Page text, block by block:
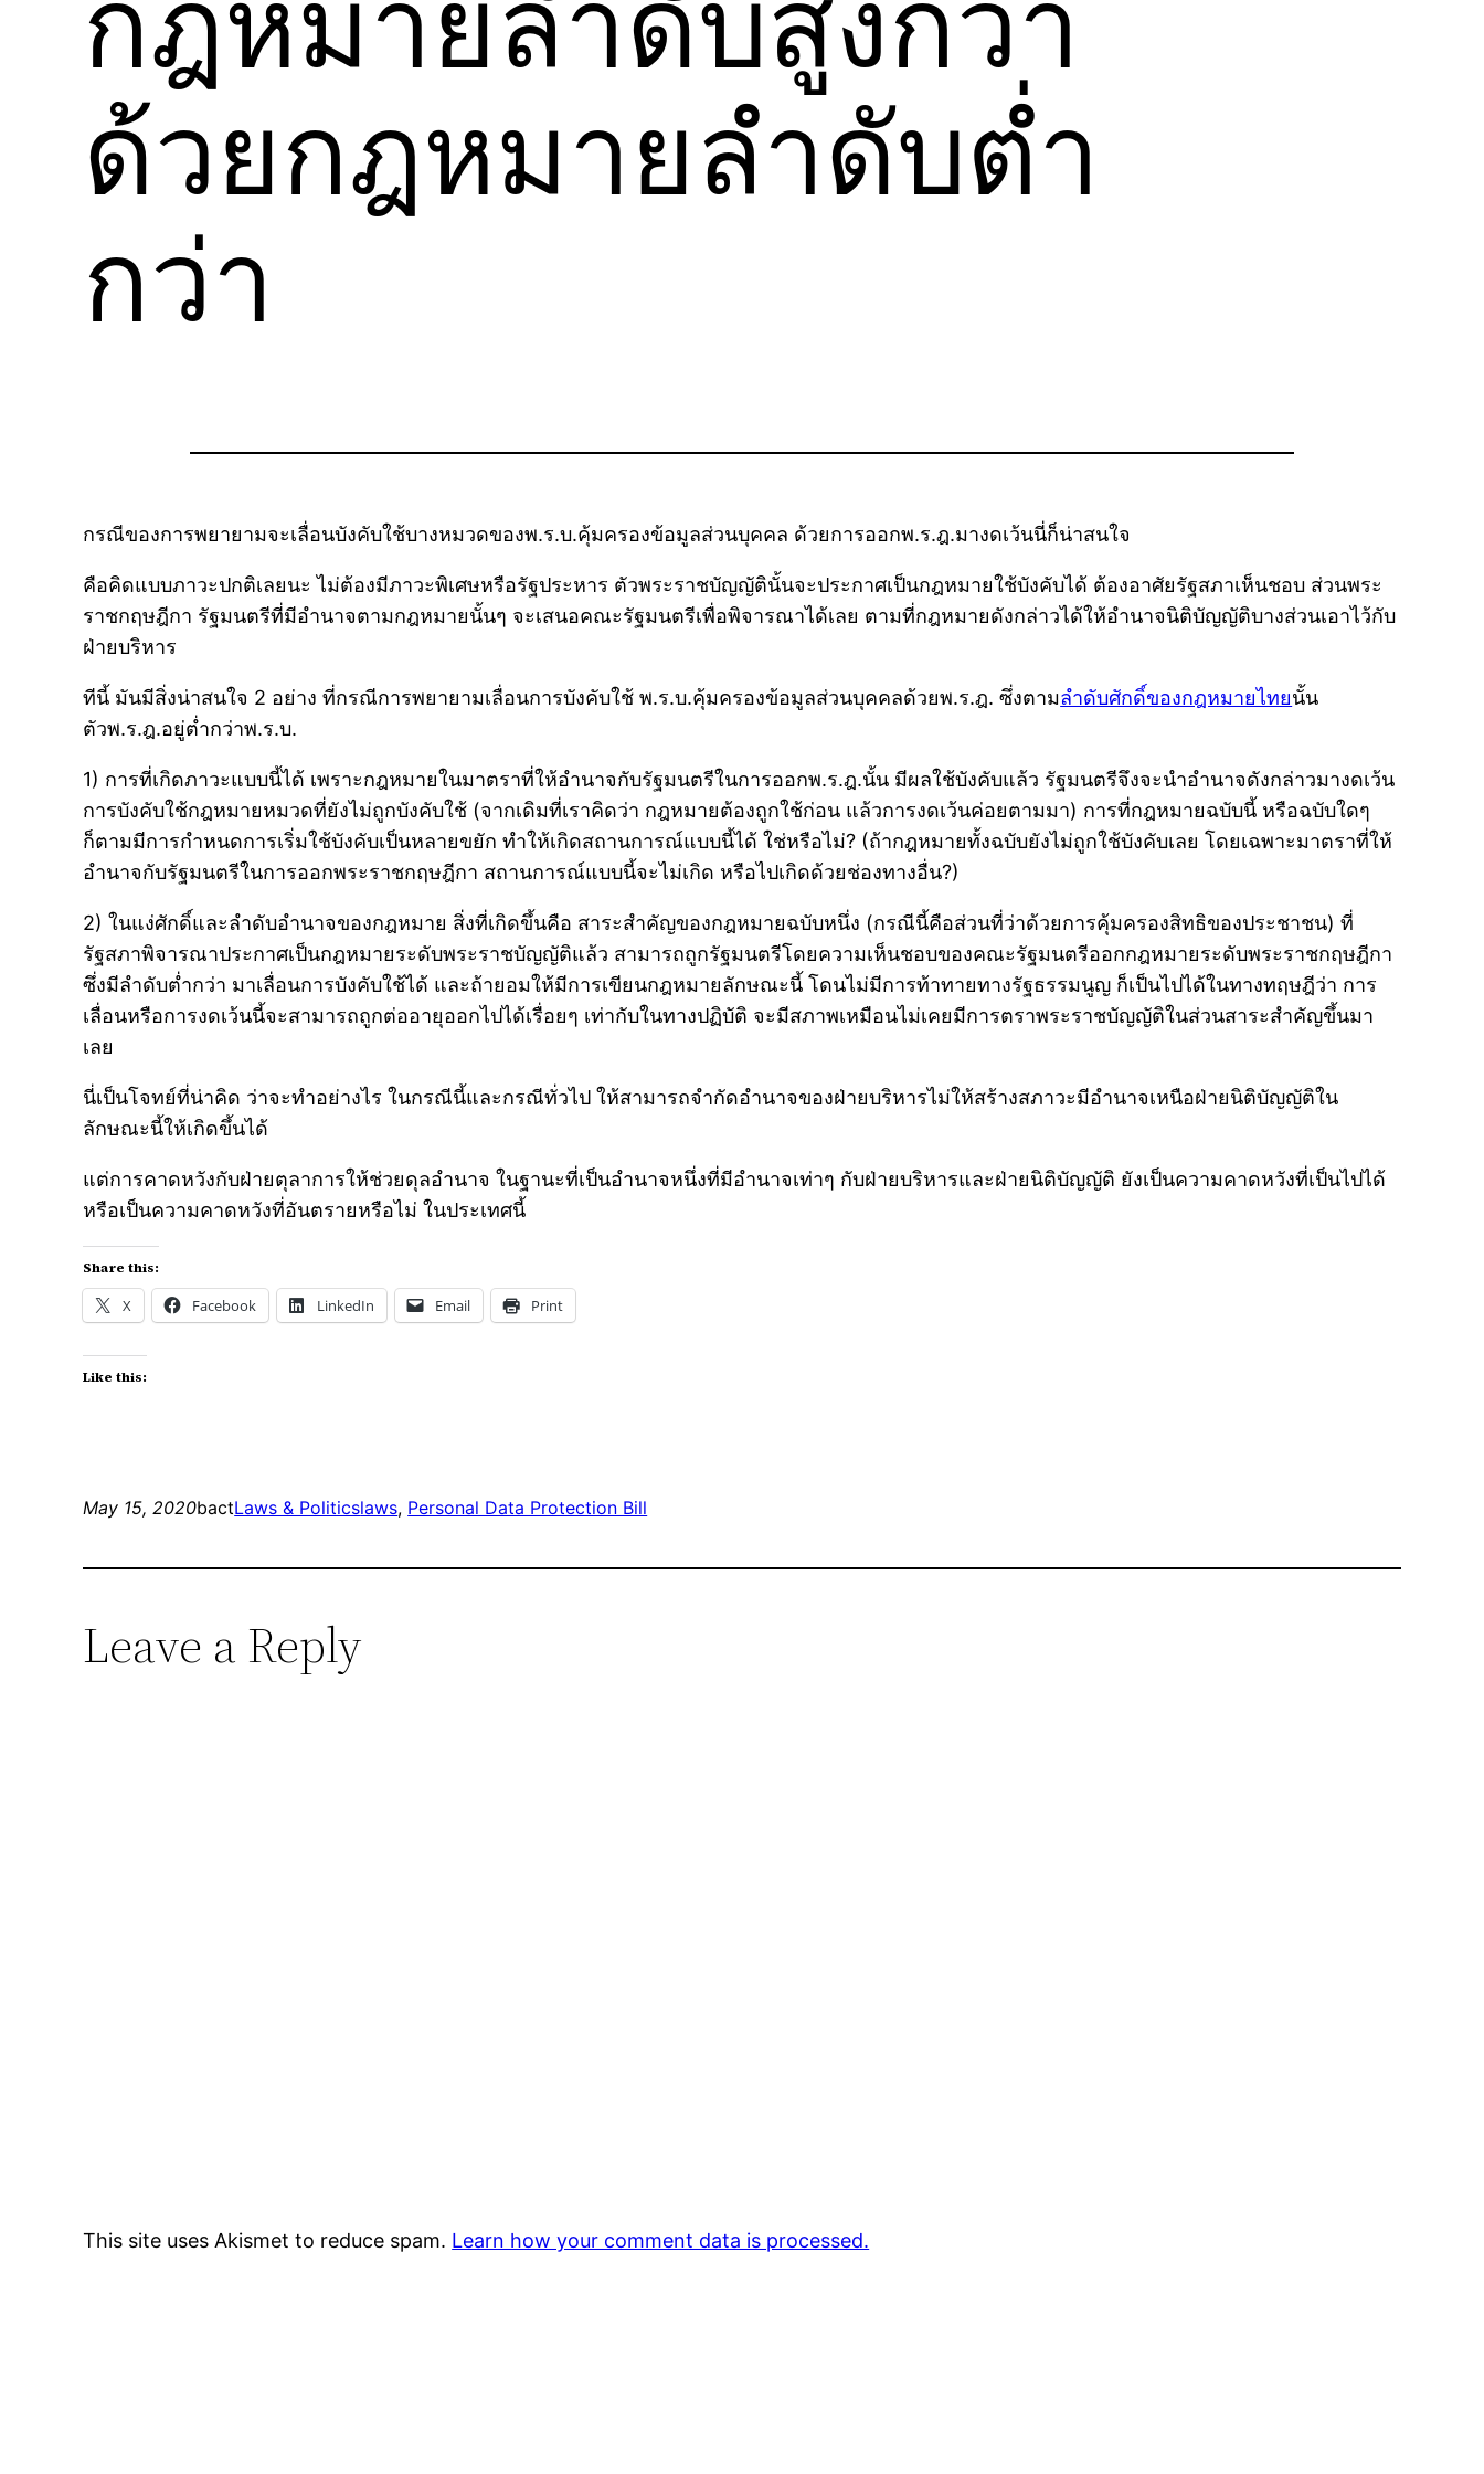
ด้วยกฎหมายลำดับต่ำ
กว่า
กรณีของการพยายามจะเลื่อนบังคับใช้บางหมวดของพ.ร.บ.คุ้มครองข้อมูลส่วนบุคคล ด้วยการออกพ.ร.ฎ.มางดเว้นนี่ก็น่าสนใจ
คือคิดแบบภาวะปกติเลยนะ ไม่ต้องมีภาวะพิเศษหรือรัฐประหาร ตัวพระราชบัญญัตินั้นจะประกาศเป็นกฎหมายใช้บังคับได้ ต้องอาศัยรัฐสภาเห็นชอบ ส่วนพระ
ราชกฤษฎีกา รัฐมนตรีที่มีอำนาจตามกฎหมายนั้นๆ จะเสนอคณะรัฐมนตรีเพื่อพิจารณาได้เลย ตามที่กฎหมายดังกล่าวได้ให้อำนาจนิติบัญญัติบางส่วนเอาไว้กับ
ฝ่ายบริหาร
ทีนี้ มันมีสิ่งน่าสนใจ 2 อย่าง ที่กรณีการพยายามเลื่อนการบังคับใช้ พ.ร.บ.คุ้มครองข้อมูลส่วนบุคคลด้วยพ.ร.ฎ. ซึ่งตามลำดับศักดิ์ของกฎหมายไทยนั้น
ตัวพ.ร.ฎ.อยู่ต่ำกว่าพ.ร.บ.
1) การที่เกิดภาวะแบบนี้ได้ เพราะกฎหมายในมาตราที่ให้อำนาจกับรัฐมนตรีในการออกพ.ร.ฎ.นั้น มีผลใช้บังคับแล้ว รัฐมนตรีจึงจะนำอำนาจดังกล่าวมางดเว้น
การบังคับใช้กฎหมายหมวดที่ยังไม่ถูกบังคับใช้ (จากเดิมที่เราคิดว่า กฎหมายต้องถูกใช้ก่อน แล้วการงดเว้นค่อยตามมา) การที่กฎหมายฉบับนี้ หรือฉบับใดๆ
ก็ตามมีการกำหนดการเริ่มใช้บังคับเป็นหลายขยัก ทำให้เกิดสถานการณ์แบบนี้ได้ ใช่หรือไม่? (ถ้ากฎหมายทั้งฉบับยังไม่ถูกใช้บังคับเลย โดยเฉพาะมาตราที่ให้
อำนาจกับรัฐมนตรีในการออกพระราชกฤษฎีกา สถานการณ์แบบนี้จะไม่เกิด หรือไปเกิดด้วยช่องทางอื่น?)
2) ในแง่ศักดิ์และลำดับอำนาจของกฎหมาย สิ่งที่เกิดขึ้นคือ สาระสำคัญของกฎหมายฉบับหนึ่ง (กรณีนี้คือส่วนที่ว่าด้วยการคุ้มครองสิทธิของประชาชน) ที่
รัฐสภาพิจารณาประกาศเป็นกฎหมายระดับพระราชบัญญัติแล้ว สามารถถูกรัฐมนตรีโดยความเห็นชอบของคณะรัฐมนตรีออกกฎหมายระดับพระราชกฤษฎีกา
ซึ่งมีลำดับต่ำกว่า มาเลื่อนการบังคับใช้ได้ และถ้ายอมให้มีการเขียนกฎหมายลักษณะนี้ โดนไม่มีการท้าทายทางรัฐธรรมนูญ ก็เป็นไปได้ในทางทฤษฎีว่า การ
เลื่อนหรือการงดเว้นนี้จะสามารถถูกต่ออายุออกไปได้เรื่อยๆ เท่ากับในทางปฏิบัติ จะมีสภาพเหมือนไม่เคยมีการตราพระราชบัญญัติในส่วนสาระสำคัญขึ้นมา
เลย
นี่เป็นโจทย์ที่น่าคิด ว่าจะทำอย่างไร ในกรณีนี้และกรณีทั่วไป ให้สามารถจำกัดอำนาจของฝ่ายบริหารไม่ให้สร้างสภาวะมีอำนาจเหนือฝ่ายนิติบัญญัติใน
ลักษณะนี้ให้เกิดขึ้นได้
แต่การคาดหวังกับฝ่ายตุลาการให้ช่วยดุลอำนาจ ในฐานะที่เป็นอำนาจหนึ่งที่มีอำนาจเท่าๆ กับฝ่ายบริหารและฝ่ายนิติบัญญัติ ยังเป็นความคาดหวังที่เป็นไปได้
หรือเป็นความคาดหวังที่อันตรายหรือไม่ ในประเทศนี้
Share this:
X Facebook LinkedIn Email Print
Like this:
May 15, 2020bactLaws & Politicslaws, Personal Data Protection Bill
Leave a Reply
This site uses Akismet to reduce spam. Learn how your comment data is processed.